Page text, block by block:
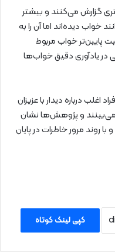
گزارش می‌کنند و بیشتر
دیده‌اند اما آن را به
پایین‌تر خواب مربوط
یادآوری دقیق خواب‌ها
اغلب درباره دیدار با عزیزان
می‌بینند و پژوهش‌ها نشان
روند مرور خاطرات در پایان
کپی لینک کوتاه